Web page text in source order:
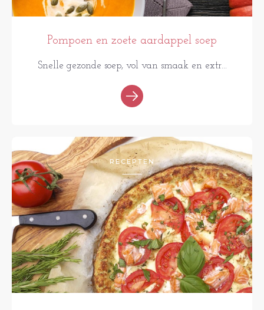
Pompoen en zoete aardappel soep
Snelle gezonde soep, vol van smaak en extr...
RECEPTEN